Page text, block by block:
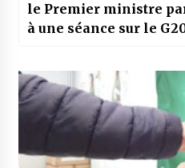
le Premier ministre
à une séance sur le